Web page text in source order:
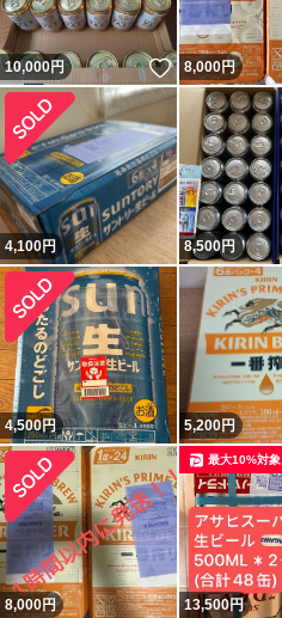
10,000円 いいね！
8,000円
4,100円 8,500円
4,500円 5,200円
8,000円 13,500円
最大10%対象